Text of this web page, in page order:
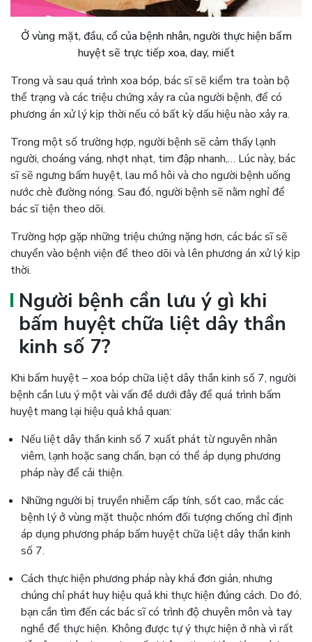
Ở vùng mặt, đầu, cổ của bệnh nhân, người thực hiện bấm
huyệt sẽ trực tiếp xoa, day, miết
Trong và sau quá trình xoa bóp, bác sĩ sẽ kiểm tra toàn bộ
thể trạng và các triệu chứng xảy ra của người bệnh, để có
phương án xử lý kịp thời nếu có bất kỳ dấu hiệu nào xảy ra.
Trong một số trường hợp, người bệnh sẽ cảm thấy lạnh
người, choáng váng, nhợt nhạt, tim đập nhanh,… Lúc này, bác
sĩ sẽ ngưng bấm huyệt, lau mồ hôi và cho người bệnh uống
nước chè đường nóng. Sau đó, người bệnh sẽ nằm nghỉ để
bác sĩ tiện theo dõi.
Trường hợp gặp những triệu chứng nặng hơn, các bác sĩ sẽ
chuyển vào bệnh viện để theo dõi và lên phương án xử lý kịp
thời.
Người bệnh cần lưu ý gì khi
bấm huyệt chữa liệt dây thần
kinh số 7?
Khi bấm huyệt – xoa bóp chữa liệt dây thần kinh số 7, người
bệnh cần lưu ý một vài vấn đề dưới đây để quá trình bấm
huyệt mang lại hiệu quả khả quan:
Nếu liệt dây thần kinh số 7 xuất phát từ nguyên nhân
viêm, lạnh hoặc sang chấn, bạn có thể áp dụng phương
pháp này để cải thiện.
Những người bị truyền nhiễm cấp tính, sốt cao, mắc các
bệnh lý ở vùng mặt thuộc nhóm đối tượng chống chỉ định
áp dụng phương pháp bấm huyệt chữa liệt dây thần kinh
số 7.
Cách thực hiện phương pháp này khá đơn giản, nhưng
chúng chỉ phát huy hiệu quả khi thực hiện đúng cách. Do đó,
bạn cần tìm đến các bác sĩ có trình độ chuyên môn và tay
nghề để thực hiện. Không được tự ý thực hiện ở nhà vì rất